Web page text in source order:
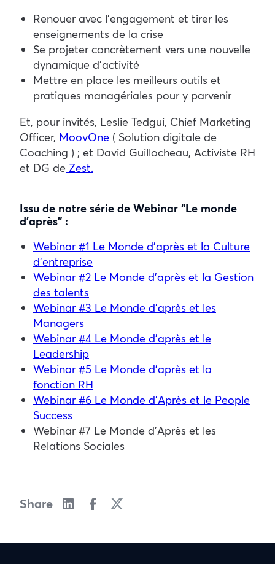
Renouer avec l’engagement et tirer les
enseignements de la crise
Se projeter concrètement vers une nouvelle
dynamique d’activité
Mettre en place les meilleurs outils et
pratiques managériales pour y parvenir
Et, pour invités, Leslie Tedgui, Chief Marketing
Officer, MoovOne ( Solution digitale de
Coaching ) ; et David Guillocheau, Activiste RH
et DG de Zest.
Issu de notre série de Webinar “Le monde
d’après” :
Webinar #1 Le Monde d’après et la Culture
d’entreprise
Webinar #2 Le Monde d’après et la Gestion
des talents
Webinar #3 Le Monde d’après et les
Managers
Webinar #4 Le Monde d’après et le
Leadership
Webinar #5 Le Monde d’après et la
fonction RH
Webinar #6 Le Monde d’Après et le People
Success
Webinar #7 Le Monde d’Après et les
Relations Sociales
Share